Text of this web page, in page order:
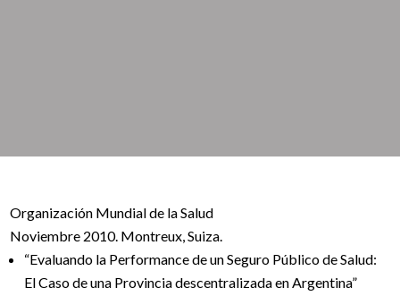
Organización Mundial de la Salud
Noviembre 2010. Montreux, Suiza.
“Evaluando la Performance de un Seguro Público de Salud:
El Caso de una Provincia descentralizada en Argentina”